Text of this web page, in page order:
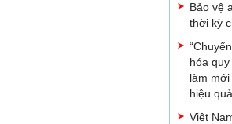
Bảo vệ
thời kỳ
hóa
làm
hiệu
Việt